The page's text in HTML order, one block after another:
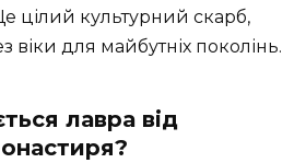
цілий культурний скарб,
для майбутніх поколінь.
лавра від